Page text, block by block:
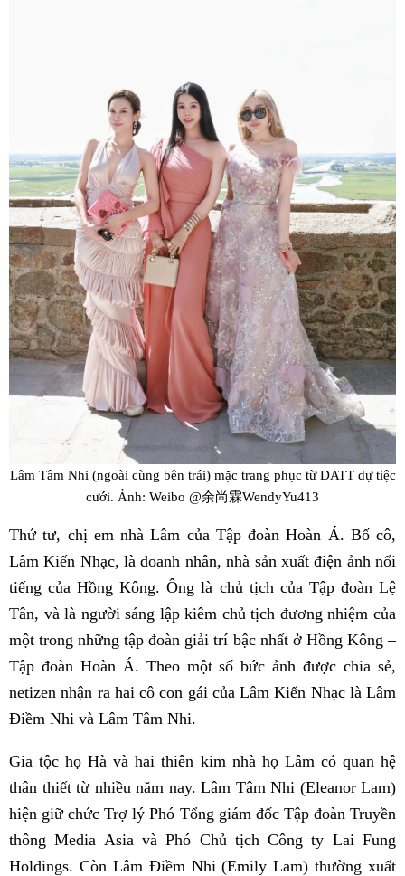
Lâm Tâm Nhi (ngoài cùng bên trái) mặc trang phục từ DATT dự tiệc
cưới. Ảnh: Weibo @余尚霖WendyYu413
Thứ tư, chị em nhà Lâm của Tập đoàn Hoàn Á. Bố cô,
Lâm Kiến Nhạc, là doanh nhân, nhà sản xuất điện ảnh nổi
tiếng của Hồng Kông. Ông là chủ tịch của Tập đoàn Lệ
Tân, và là người sáng lập kiêm chủ tịch đương nhiệm của
một trong những tập đoàn giải trí bậc nhất ở Hồng Kông –
Tập đoàn Hoàn Á. Theo một số bức ảnh được chia sẻ,
netizen nhận ra hai cô con gái của Lâm Kiến Nhạc là Lâm
Điềm Nhi và Lâm Tâm Nhi.
Gia tộc họ Hà và hai thiên kim nhà họ Lâm có quan hệ
thân thiết từ nhiều năm nay. Lâm Tâm Nhi (Eleanor Lam)
hiện giữ chức Trợ lý Phó Tổng giám đốc Tập đoàn Truyền
thông Media Asia và Phó Chủ tịch Công ty Lai Fung
Holdings. Còn Lâm Điềm Nhi (Emily Lam) thường xuất